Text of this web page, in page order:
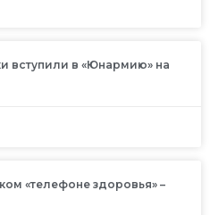
вступили в «Юнармию» на
«телефоне здоровья» –